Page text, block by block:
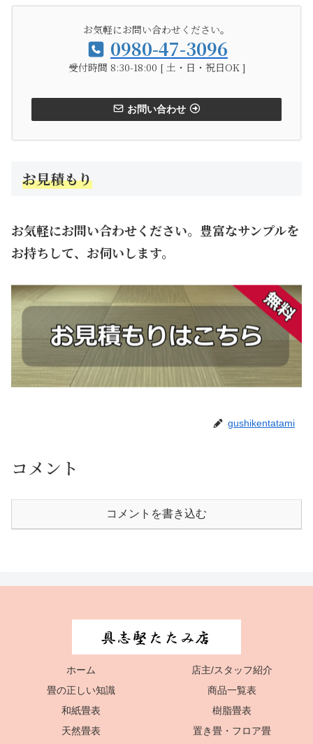
お気軽にお問い合わせください。
0980-47-3096
受付時間 8:30-18:00 [ 土・日・祝日OK ]
お問い合わせ
お見積もり
お気軽にお問い合わせください。豊富なサンプルを
お持ちして、お伺いします。
gushikentatami
コメント
コメントを書き込む
ホーム
店主/スタッフ紹介
畳の正しい知識
商品一覧表
和紙畳表
樹脂畳表
天然畳表
置き畳・フロア畳